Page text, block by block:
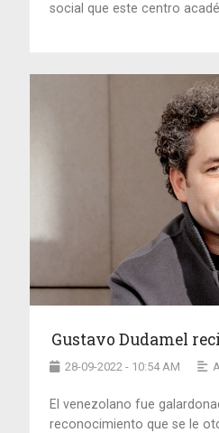
social que este centro
Gustavo Dudamel
28-09-2022 - 10:54 AM
El venezolano fue
reconocimiento que se le